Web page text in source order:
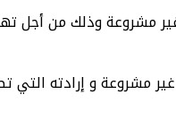
مشروعة وذلك من أجل
غير مشروعة و إرادته